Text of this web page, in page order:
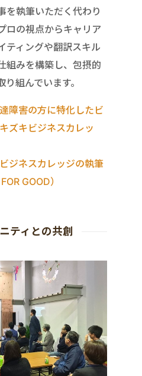
を執筆いただく代わり
ロの視点からキャリア
ティングや翻訳スキル
組みを構築し、包摂的
組んでいます。
障害の方に特化したビ
ズキビジネスカレッ
ジネスカレッジの執筆
GOOD）
ティとの共創